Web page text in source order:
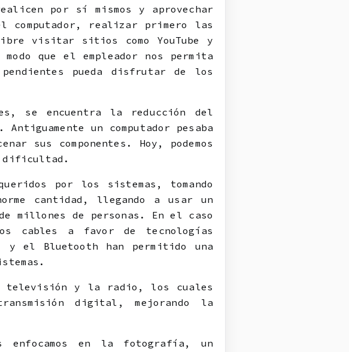
por sí mismos y aprovechar
computador, realizar primero las
visitar sitios como YouTube y
que el empleador nos permita
pueda disfrutar de los
se encuentra la reducción del
un computador pesaba
sus componentes. Hoy, podemos
dificultad.
por los sistemas, tomando
cantidad, llegando a usar un
millones de personas. En el caso
cables a favor de tecnologías
el Bluetooth han permitido una
la televisión y la radio, los cuales
digital, mejorando la
enfocamos en la fotografía, un